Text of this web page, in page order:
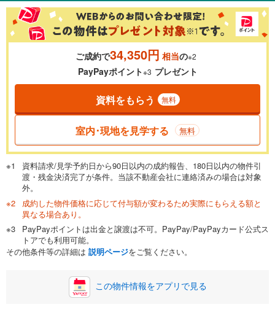
金利 ％
0.01%
一般的には最長35年まで借り入れ可能です。多くの金融機関
が完済時の年齢は80歳までを条件としています。
閉じる
頭金 万円
0万円 2,290万円
自己資金から住宅購入にかけられる金額を入力してくださ
い。一般的には物件価格の2割までが目安です。
閉じる
ボーナス
万円
0円
ご成約で34,350円 相当の※2
PayPayポイント※3 プレゼント
資料をもらう 無料
室内･現地を見学する 無料
資料請求/見学予約日から90日以内の成約報告、180日以内の物件引
渡・残金決済完了が条件。当該不動産会社に連絡済みの場合は対象
外。
成約した物件価格に応じて付与額が変わるため実際にもらえる額と
異なる場合あり。
PayPayポイントは出金と譲渡は不可。PayPay/PayPayカード公式ス
トアでも利用可能。
その他条件等の詳細は 説明ページをご覧ください。
この物件情報をアプリで見る